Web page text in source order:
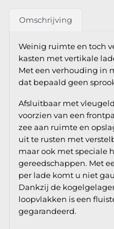
Omschrijving
Weinig ruimte en toch
kasten met vertikale
Met een verhouding in
dat bepaald geen
Afsluitbaar met
voorzien van een
zee aan ruimte en
uit te rusten met
maar ook met speciale
gereedschappen. Met
per lade komt u niet
Dankzij de
loopvlakken is een
gegarandeerd.